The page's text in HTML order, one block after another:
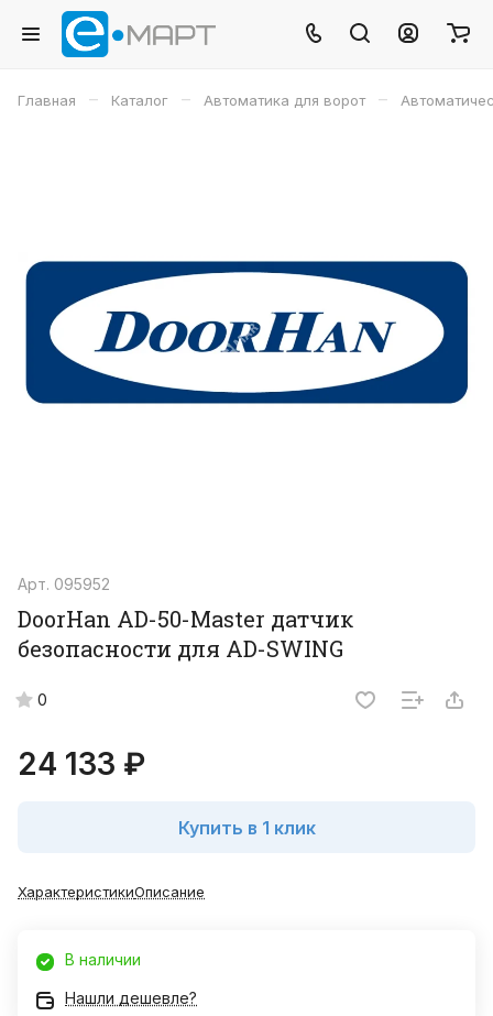
Главная – Каталог – Автоматика для ворот –
Арт. 095952
DoorHan AD-50-Master датчик
безопасности для AD-SWING
0
24 133 ₽
Купить в 1 клик
ХарактеристикиОписание
В наличии
Нашли дешевле?